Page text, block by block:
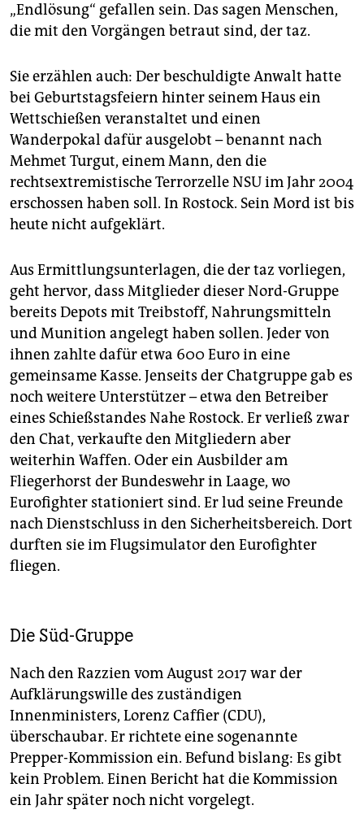
„Endlösung“ gefallen sein. Das sagen Menschen,
die mit den Vorgängen betraut sind, der taz.
Sie erzählen auch: Der beschuldigte Anwalt hatte
bei Geburtstagsfeiern hinter seinem Haus ein
Wettschießen veranstaltet und einen
Wanderpokal dafür ausgelobt – benannt nach
Mehmet Turgut, einem Mann, den die
rechtsextremistische Terrorzelle NSU im Jahr 2004
erschossen haben soll. In Rostock. Sein Mord ist bis
heute nicht aufgeklärt.
Aus Ermittlungsunterlagen, die der taz vorliegen,
geht hervor, dass Mitglieder dieser Nord-Gruppe
bereits Depots mit Treibstoff, Nahrungsmitteln
und Munition angelegt haben sollen. Jeder von
ihnen zahlte dafür etwa 600 Euro in eine
gemeinsame Kasse. Jenseits der Chatgruppe gab es
noch weitere Unterstützer – etwa den Betreiber
eines Schießstandes Nahe Rostock. Er verließ zwar
den Chat, verkaufte den Mitgliedern aber
weiterhin Waffen. Oder ein Ausbilder am
Fliegerhorst der Bundeswehr in Laage, wo
Eurofighter stationiert sind. Er lud seine Freunde
nach Dienstschluss in den Sicherheitsbereich. Dort
durften sie im Flugsimulator den Eurofighter
fliegen.
Die Süd-Gruppe
Nach den Razzien vom August 2017 war der
Aufklärungswille des zuständigen
Innenministers, Lorenz Caffier (CDU),
überschaubar. Er richtete eine sogenannte
Prepper-Kommission ein. Befund bislang: Es gibt
kein Problem. Einen Bericht hat die Kommission
ein Jahr später noch nicht vorgelegt.